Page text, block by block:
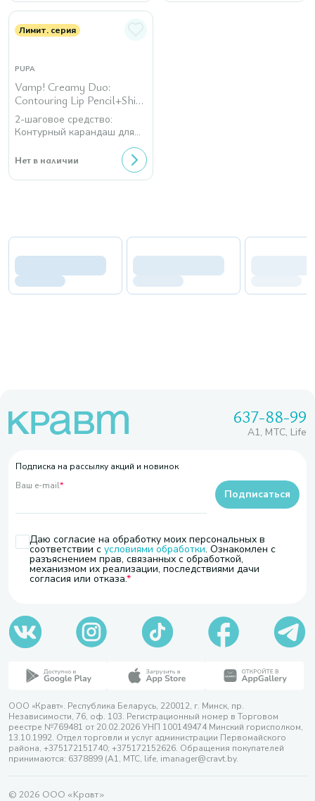
Лимит. серия
PUPA
Vamp! Creamy Duo:
Contouring Lip Pencil+Shiny
Lipstick, Limited Edition
2-шаговое средство:
Контурный карандаш для
помада
Нет в наличии
637-88-99
A1, МТС, Life
Подписка на рассылку акций и новинок
Ваш e-mail*
Даю согласие на обработку моих персональных в
соответствии с условиями обработки. Ознакомлен с
разъяснением прав, связанных с обработкой,
механизмом их реализации, последствиями дачи
согласия или отказа.
Подписаться
ООО «Кравт». Республика Беларусь, 220012, г. Минск, пр.
Независимости, 76, оф. 103. Регистрационный номер в Торговом
реестре №769481 от 20.02.2026 УНП 100149474 Минский горисполком,
13.10.1992. Отдел торговли и услуг администрации Первомайского
района, +375172151740; +375172152626. Обращения покупателей
принимаются: 6378899 (А1, МТС, life, imanager@cravt.by.
© 2026 ООО «Кравт»